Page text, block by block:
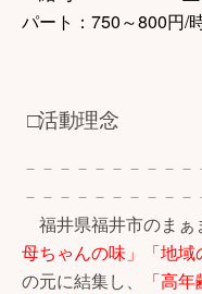
パート：750～800円/
□活動理念
－－－－－－－－－
－－－－－－－－－－
福井県福井市のまぁ
母ちゃんの味」「地域
の元に結集し、
「高